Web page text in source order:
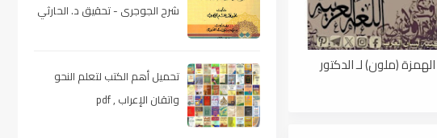
(ملون) لـ الدكتور
شرح الجوجرى - تحقيق د. الحارثي
تحميل أهم الكتب لتعلم النحو
واتقان الإعراب , pdf